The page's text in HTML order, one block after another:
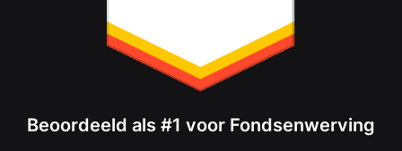
Beoordeeld als #1 voor Fondsenwerving